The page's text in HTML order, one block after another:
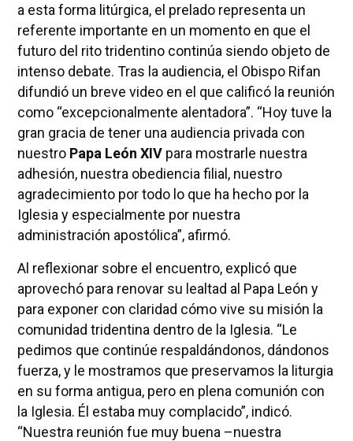
a esta forma litúrgica, el prelado representa un
referente importante en un momento en que el
futuro del rito tridentino continúa siendo objeto de
intenso debate. Tras la audiencia, el Obispo Rifan
difundió un breve video en el que calificó la reunión
como “excepcionalmente alentadora”. “Hoy tuve la
gran gracia de tener una audiencia privada con
nuestro Papa León XIVpara mostrarle nuestra
adhesión, nuestra obediencia filial, nuestro
agradecimiento por todo lo que ha hecho por la
Iglesia y especialmente por nuestra
administración apostólica”, afirmó.
Al reflexionar sobre el encuentro, explicó que
aprovechó para renovar su lealtad al Papa León y
para exponer con claridad cómo vive su misión la
comunidad tridentina dentro de la Iglesia. “Le
pedimos que continúe respaldándonos, dándonos
fuerza, y le mostramos que preservamos la liturgia
en su forma antigua, pero en plena comunión con
la Iglesia. Él estaba muy complacido”, indicó.
“Nuestra reunión fue muy buena –nuestra